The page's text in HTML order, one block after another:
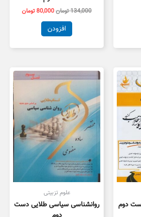
134,000تومان80,000تومان
افزودن
دوم
علوم تزبیتی
روانشناسی سیاسی طلایی دست